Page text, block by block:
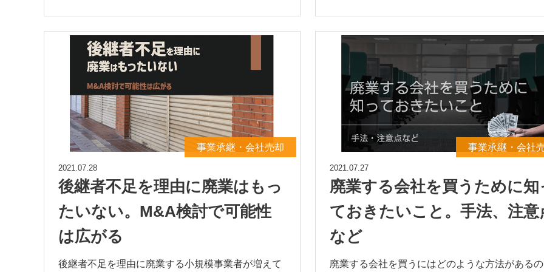
事業承継・会社売却
2021.07.28
後継者不足を理由に廃業はもっ
たいない。M&A検討で可能性
は広がる
後継者不足を理由に廃業する小規模事業者が増えて
事業承継・会社
2021.07.27
廃業する会社を買うために知
ておきたいこと。手法、注意
など
廃業する会社を買うにはどのような方法がある